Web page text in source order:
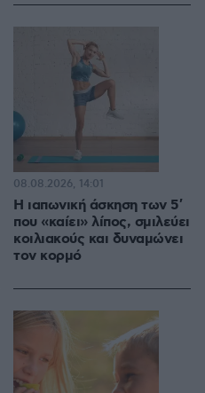
Η ιαπωνική άσκηση των 5′
που «καίει» λίπος, σμιλεύει
κοιλιακούς και δυναμώνει
τον κορμό
08.08.2026, 14:01